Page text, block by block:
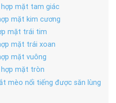
mặt tam giác
mặt kim cương
mặt trái tim
mặt trái xoan
mặt vuông
mặt tròn
mèo nổi tiếng được săn lùng